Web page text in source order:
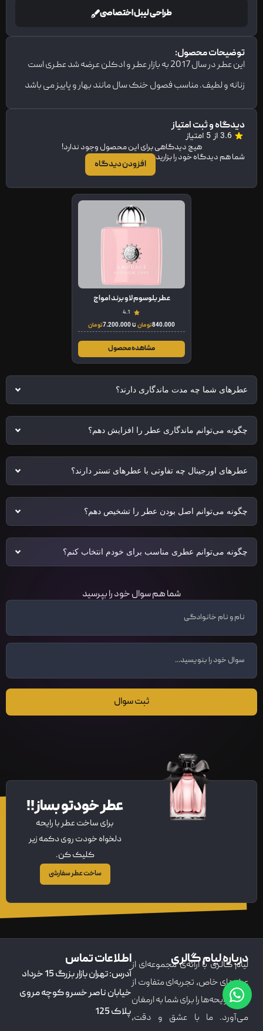
طراحی لیبل اختصاصی
توضیحات محصول:
این عطر در سال 2017 به بازار عطر و ادکلن عرضه شد عطری است
زنانه و لطیف. مناسب فصول خنک سال مانند بهار و پاییز می باشد
دیدگاه و ثبت امتیاز
3.6 از 5 امتیاز
هیچ دیدگاهی برای این محصول وجود ندارد!
شما هم دیدگاه خود را بزارید
افزودن دیدگاه
عطر بلوسوم لاو برند امواج
4.1
840.000تومانتا7.200.000تومان
مشاهده محصول
عطرهای شما چه مدت ماندگاری دارند؟
چگونه می‌توانم ماندگاری عطر را افزایش دهم؟
عطرهای اورجینال چه تفاوتی با عطرهای تستر دارند؟
چگونه می‌توانم اصل بودن عطر را تشخیص دهم؟
چگونه می‌توانم عطری مناسب برای خودم انتخاب کنم؟
شما هم سوال خود را بپرسید
ثبت سوال
عطر خودتو بساز!!
برای ساخت عطر با رایحه
دلخواه خودت روی دکمه زیر
کلیک کن.
ساخت عطر سفارشی
درباره لیام گالری
لیام گالری با ارائه‌ی مجموعه‌ای از
عطرهای خاص، تجربه‌ای متفاوت از
دنیای رایحه‌ها را برای شما به ارمغان
می‌آورد. ما با عشق و دقت،
اطلاعات تماس
آدرس: تهران بازار بزرگ 15 خرداد
خیابان ناصر خسرو کوچه مروی
پلاک 125